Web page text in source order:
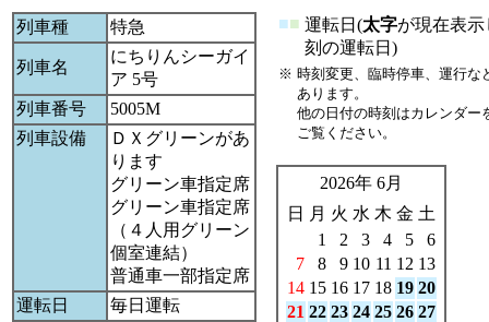
列車種 特急
列車名
にちりんシーガイ
ア 5号
列車番号
5005M
列車設備
ＤＸグリーンがあ
ります
グリーン車指定席
グリーン車指定席
（４人用グリーン
個室連結）
普通車一部指定席
運転日
毎日運転
■■ 運転日(太字が現在表
刻の運転日)
※ 時刻変更、臨時停車、運行な
あります。
他の日付の時刻はカレンダー
ご覧ください。
2026年 6月
日
月 火 水 木 金 土
1
2 3 4 5
6
7
8 9 10 11 12 13
14 15 16 17 18 19 20
21 22 23 24 25 26 27